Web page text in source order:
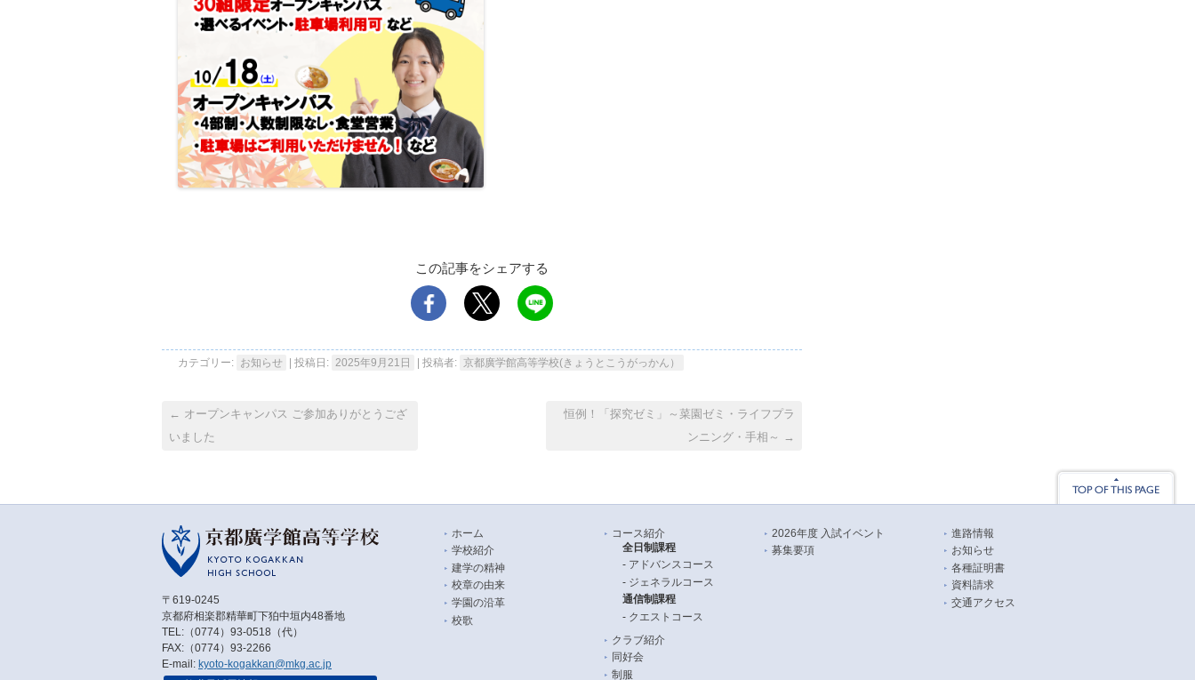
この記事をシェアする
カテゴリー: お知らせ | 投稿日: 2025年9月21日 | 投稿者: 京都廣学館高等学校(きょうとこうがっかん）
← オープンキャンパス ご参加ありがとうござ
いました
恒例！「探究ゼミ」～菜園ゼミ・ライフプラ
ンニング・手相～ →
〒619-0245
京都府相楽郡精華町下狛中垣内48番地
TEL:（0774）93-0518（代）
FAX:（0774）93-2266
E-mail: kyoto-kogakkan@mkg.ac.jp
ホーム
学校紹介
建学の精神
校章の由来
学園の沿革
校歌
コース紹介
全日制課程
アドバンスコース
ジェネラルコース
通信制課程
クエストコース
クラブ紹介
同好会
制服
2026年度 入試イベント
募集要項
進路情報
お知らせ
各種証明書
資料請求
交通アクセス